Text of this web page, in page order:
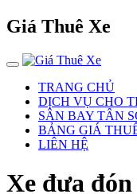
Giá Thuê Xe
TRANG CHỦ
DỊCH VỤ CHO
SÂN BAY TÂN
BẢNG GIÁ
LIÊN HỆ
Xe đưa